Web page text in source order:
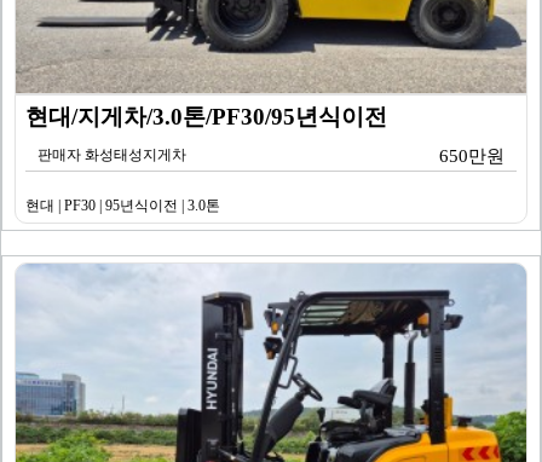
현대/지게차/3.0톤/PF30/95년식이전
판매자 화성태성지게차 650만원
현대 | PF30 | 95년식이전 | 3.0톤